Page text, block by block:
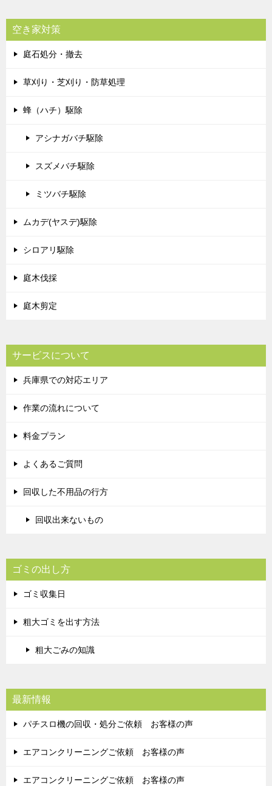
空き家対策
庭石処分・撤去
草刈り・芝刈り・防草処理
蜂（ハチ）駆除
アシナガバチ駆除
スズメバチ駆除
ミツバチ駆除
ムカデ(ヤスデ)駆除
シロアリ駆除
庭木伐採
庭木剪定
サービスについて
兵庫県での対応エリア
作業の流れについて
料金プラン
よくあるご質問
回収した不用品の行方
回収出来ないもの
ゴミの出し方
ゴミ収集日
粗大ゴミを出す方法
粗大ごみの知識
最新情報
パチスロ機の回収・処分ご依頼 お客様の声
エアコンクリーニングご依頼 お客様の声
エアコンクリーニングご依頼 お客様の声